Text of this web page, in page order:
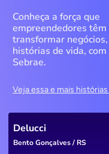
Conheça a força que
empreendedores têm
transformar
histórias de vida,
Sebrae.
Veja essa e mais
Delucci
Bento Gonçalves / RS